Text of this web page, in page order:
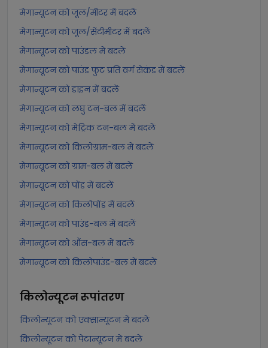
मेगान्यूटन को जूल/मीटर में बदलें
मेगान्यूटन को जूल/सेंटीमीटर में बदलें
मेगान्यूटन को पाउंडल में बदलें
मेगान्यूटन को पाउंड फुट प्रति वर्ग सेकंड में बदलें
मेगान्यूटन को डाइन में बदलें
मेगान्यूटन को लघु टन-बल में बदलें
मेगान्यूटन को मेट्रिक टन-बल में बदलें
मेगान्यूटन को किलोग्राम-बल में बदलें
मेगान्यूटन को ग्राम-बल में बदलें
मेगान्यूटन को पोंड में बदलें
मेगान्यूटन को किलोपोंड में बदलें
मेगान्यूटन को पाउंड-बल में बदलें
मेगान्यूटन को औंस-बल में बदलें
मेगान्यूटन को किलोपाउंड-बल में बदलें
किलोन्यूटनरूपांतरण
किलोन्यूटन को एक्सान्यूटन में बदलें
किलोन्यूटन को पेटान्यूटन में बदलें